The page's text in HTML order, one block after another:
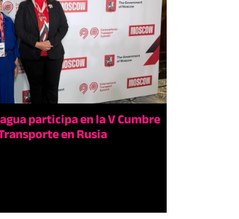
participa en la V Cumbre
en Rusia